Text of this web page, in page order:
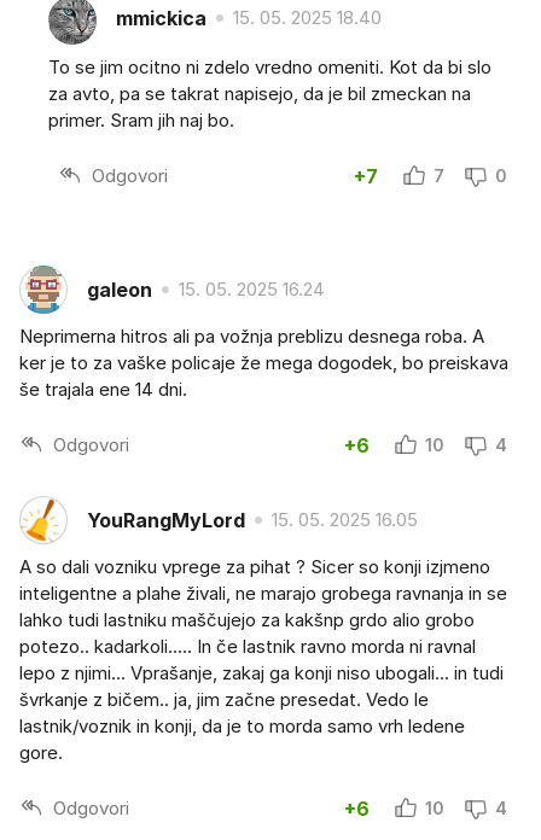
mmickica 15. 05. 2025 18.40
To se jim ocitno ni zdelo vredno omeniti. Kot da bi slo
za avto, pa se takrat napisejo, da je bil zmeckan na
primer. Sram jih naj bo.
Odgovori +7 7 0
galeon 15. 05. 2025 16.24
Neprimerna hitros ali pa vožnja preblizu desnega roba. A
ker je to za vaške policaje že mega dogodek, bo preiskava
še trajala ene 14 dni.
Odgovori +6 10 4
YouRangMyLord 15. 05. 2025 16.05
A so dali vozniku vprege za pihat ? Sicer so konji izjmeno
inteligentne a plahe živali, ne marajo grobega ravnanja in se
lahko tudi lastniku maščujejo za kakšnp grdo alio grobo
potezo.. kadarkoli..... In če lastnik ravno morda ni ravnal
lepo z njimi... Vprašanje, zakaj ga konji niso ubogali... in tudi
švrkanje z bičem.. ja, jim začne presedat. Vedo le
lastnik/voznik in konji, da je to morda samo vrh ledene
gore.
Odgovori +6 10 4